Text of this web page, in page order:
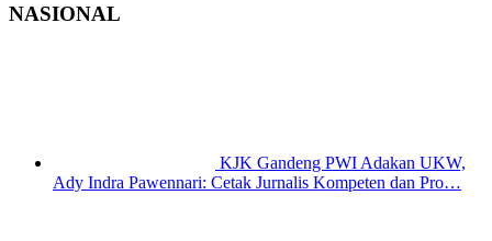
NASIONAL
KJK Gandeng PWI Adakan UKW,
Ady Indra Pawennari: Cetak Jurnalis Kompeten dan Pro…